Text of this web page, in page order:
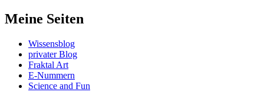
Meine Seiten
Wissensblog
privater Blog
Fraktal Art
E-Nummern
Science and Fun